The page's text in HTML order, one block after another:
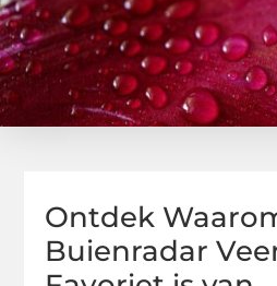
Ontdek
Buienradar